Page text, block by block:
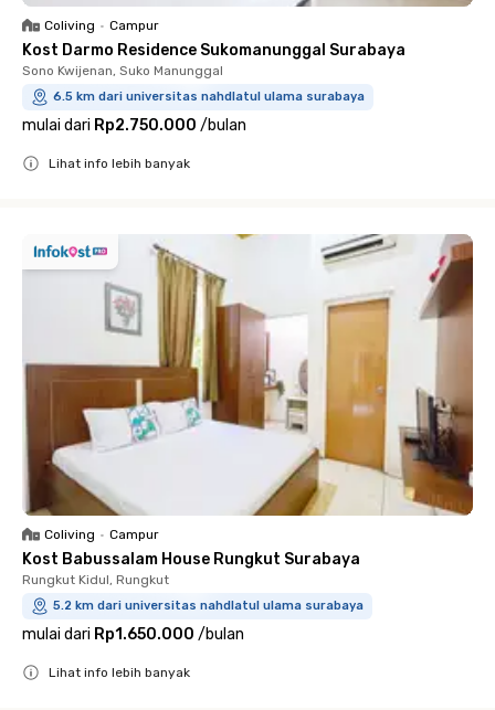
Coliving • Campur
Kost Darmo Residence Sukomanunggal Surabaya
Sono Kwijenan, Suko Manunggal
6.5 km dari universitas nahdlatul ulama surabaya
mulai dari Rp2.750.000 /bulan
Lihat info lebih banyak
Coliving • Campur
Kost Babussalam House Rungkut Surabaya
Rungkut Kidul, Rungkut
5.2 km dari universitas nahdlatul ulama surabaya
mulai dari Rp1.650.000 /bulan
Lihat info lebih banyak